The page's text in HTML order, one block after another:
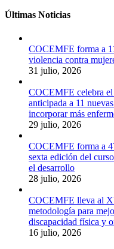
Últimas Noticias
COCEMFE forma a
violencia contra
31 julio, 2026
COCEMFE celebra
anticipada a 11
incorporar más
29 julio, 2026
COCEMFE forma a
sexta edición del
el desarrollo
28 julio, 2026
COCEMFE lleva al
metodología para
discapacidad física y
16 julio, 2026